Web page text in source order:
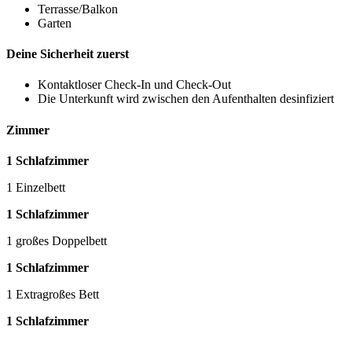
Terrasse/Balkon
Garten
Deine Sicherheit zuerst
Kontaktloser Check-In und Check-Out
Die Unterkunft wird zwischen den Aufenthalten desinfiziert
Zimmer
1 Schlafzimmer
1 Einzelbett
1 Schlafzimmer
1 großes Doppelbett
1 Schlafzimmer
1 Extragroßes Bett
1 Schlafzimmer